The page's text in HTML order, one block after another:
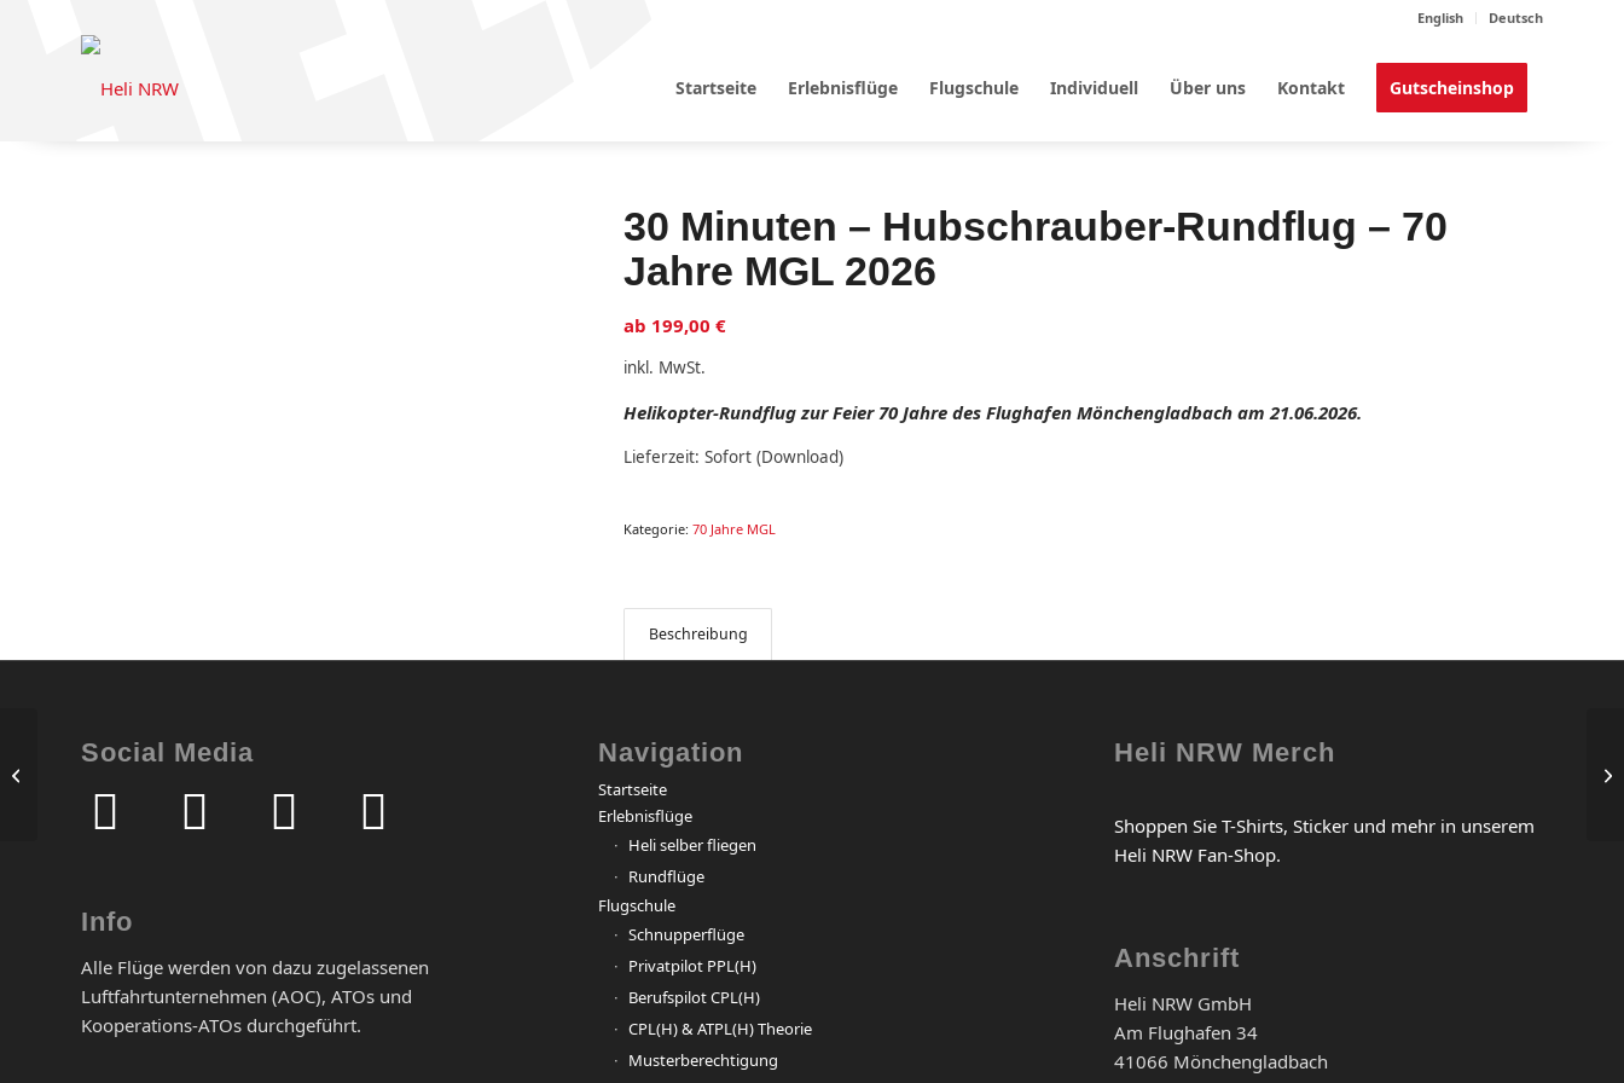
English Deutsch
Startseite Erlebnisflüge Flugschule Individuell Über uns Kontakt Gutscheinshop
30 Minuten – Hubschrauber-Rundflug – 70
Jahre MGL 2026
ab 199,00€
inkl. MwSt.
Helikopter-Rundflug zur Feier 70 Jahre des Flughafen Mönchengladbach am 21.06.2026.
Lieferzeit:Sofort (Download)
Kategorie:70 Jahre MGL
Beschreibung
Social Media
Info
Alle Flüge werden von dazu zugelassenen
Luftfahrtunternehmen (AOC), ATOs und
Kooperations-ATOs durchgeführt.
Navigation
Startseite
Erlebnisflüge
Heli selber fliegen
Rundflüge
Flugschule
Schnupperflüge
Privatpilot PPL(H)
Berufspilot CPL(H)
CPL(H) & ATPL(H) Theorie
Musterberechtigung
Heli NRW Merch
Shoppen Sie T-Shirts, Sticker und mehr in unserem
Heli NRW Fan-Shop.
Anschrift
Heli NRW GmbH
Am Flughafen 34
41066 Mönchengladbach
20 Minuten –
Hubschrauber-